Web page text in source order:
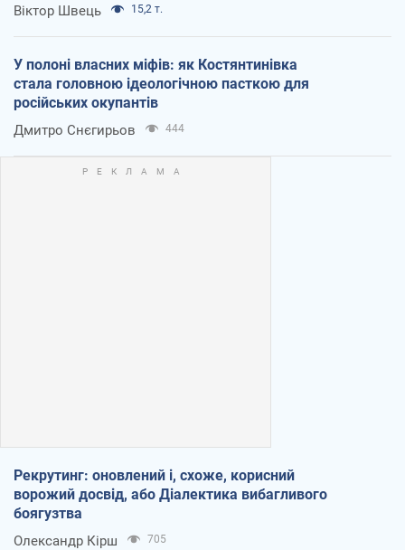
Віктор Швець 15,2 т.
У полоні власних міфів: як Костянтинівка
стала головною ідеологічною пасткою для
російських окупантів
Дмитро Снєгирьов 444
Рекрутинг: оновлений і, схоже, корисний
ворожий досвід, або Діалектика вибагливого
боягузтва
Олександр Кірш 705